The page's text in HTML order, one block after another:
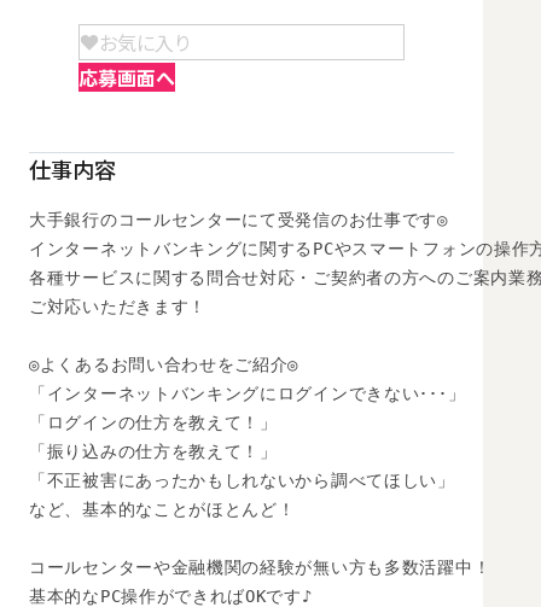
お気に入り
応募画面へ
仕事内容
大手銀行のコールセンターにて受発信のお仕事です◎
インターネットバンキングに関するPCやスマートフォンの操作
各種サービスに関する問合せ対応・ご契約者の方へのご案内業
ご対応いただきます！
◎よくあるお問い合わせをご紹介◎
「インターネットバンキングにログインできない･･･」
「ログインの仕方を教えて！」
「振り込みの仕方を教えて！」
「不正被害にあったかもしれないから調べてほしい」
など、基本的なことがほとんど！
コールセンターや金融機関の経験が無い方も多数活躍中！
基本的なPC操作ができればOKです♪